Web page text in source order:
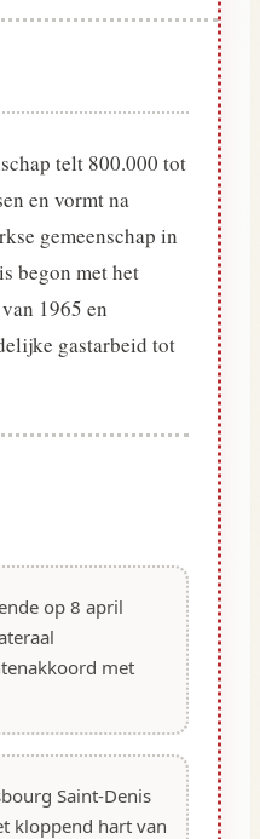
telt 800.000 tot
en vormt na
gemeenschap in
begon met het
1965 en
gastarbeid tot
op 8 april
met
Saint-Denis
kloppend hart van